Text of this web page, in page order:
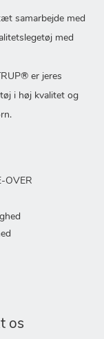
samarbejde med
med
er jeres
i høj kvalitet og
OVER
os